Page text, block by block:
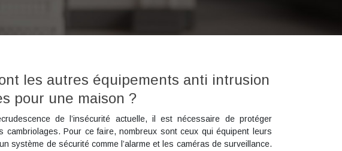
les autres équipements anti intrusion
pour une maison ?
de l’insécurité actuelle, il est nécessaire de protéger
cambriolages. Pour ce faire, nombreux sont ceux qui équipent leurs
système de sécurité comme l’alarme et les caméras de surveillance.